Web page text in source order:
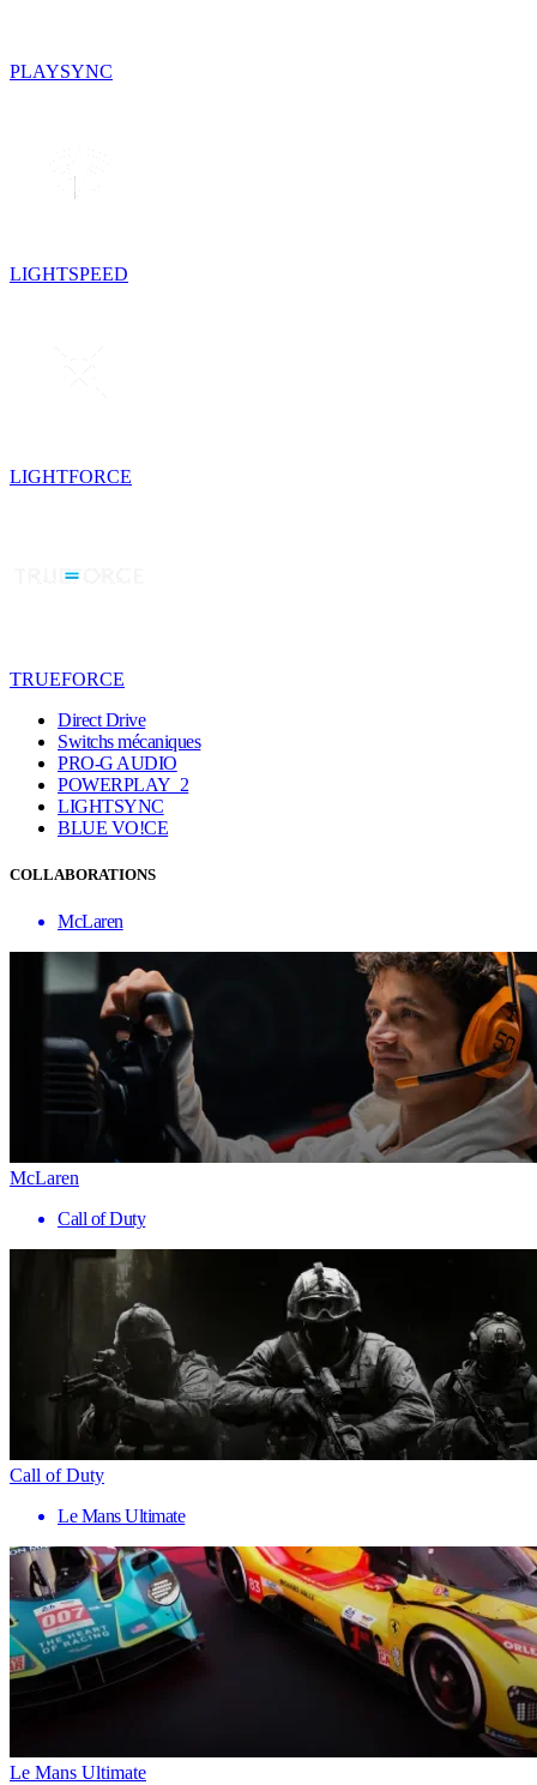
PLAYSYNC
LIGHTSPEED
LIGHTFORCE
TRUEFORCE
Direct Drive
Switchs mécaniques
PRO-G AUDIO
POWERPLAY 2
LIGHTSYNC
BLUE VO!CE
COLLABORATIONS
McLaren
McLaren
Call of Duty
Call of Duty
Le Mans Ultimate
Le Mans Ultimate